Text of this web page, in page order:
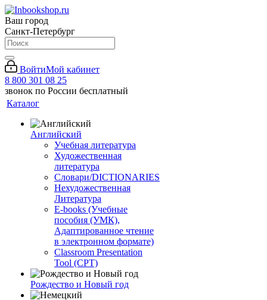
Ваш город
Санкт-Петербург
ВойтиМой кабинет
8 800 301 08 25
звонок по России бесплатный
Каталог
Английский
Учебная литература
Художественная
литература
Словари/DICTIONARIES
Нехудожественная
Литература
E-books (Учебные
пособия (УМК),
Адаптированное чтение
в электронном формате)
Classroom Presentation
Tool (CPT)
Рождество и Новый год